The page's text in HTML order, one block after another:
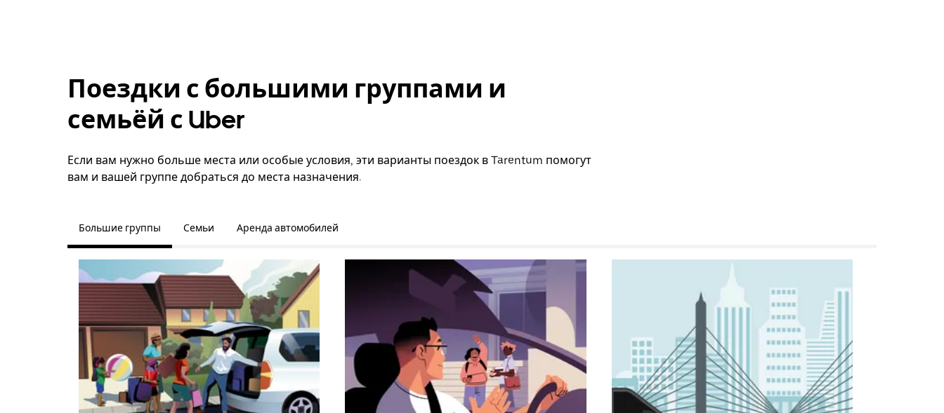
Поездки с большими группами и
семьёй с Uber
Если вам нужно больше места или особые условия, эти варианты поездок в Tarentum помогут
вам и вашей группе добраться до места назначения.
Большие группы Семьи Аренда автомобилей